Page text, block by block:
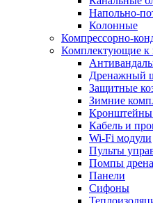
Напольно-
Колонные
Компрессорно-
Комплектующие к
Дренажный
Защитные
Зимние
Кронштейны
Кабель и
Wi-Fi модули
Пульты
Помпы
Панели
Сифоны